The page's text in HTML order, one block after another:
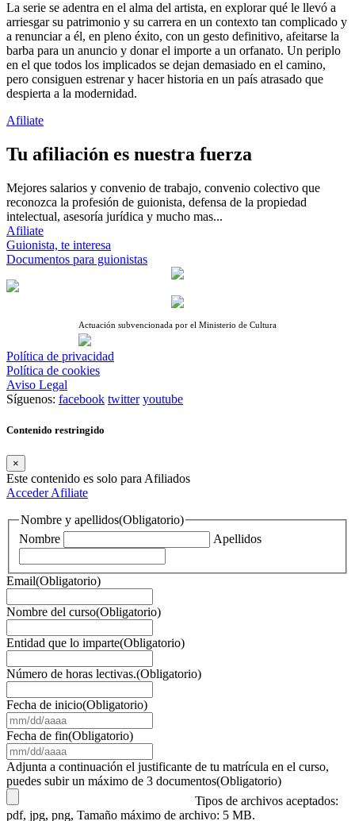
La serie se adentra en el alma del artista, en explorar qué le llevó a
arriesgar su patrimonio y su carrera en un contexto tan complicado y
a renunciar a él, en pleno éxito, con un gesto definitivo, afeitarse la
barba para un anuncio y donar el importe a un orfanato. Un periplo
en el que todos los implicados se dejan demasiado en el camino,
pero consiguen estrenar y hacer historia en un país atrasado que
despierta a la modernidad.
Afiliate
Tu afiliación es nuestra fuerza
Mejores salarios y convenio de trabajo, convenio colectivo que
reconozca la profesión de guionista, defensa de la propiedad
intelectual, asesoría jurídica y mucho mas...
Afiliate
Guionista, te interesa
Documentos para guionistas
Actuación subvencionada por el Ministerio de Cultura
Política de privacidad
Política de cookies
Aviso Legal
Síguenos: facebook twitter youtube
Contenido restringido
×
Este contenido es solo para Afiliados
AccederAfiliate
Nombre y apellidos(Obligatorio)
Nombre
Apellidos
Email(Obligatorio)
Nombre del curso(Obligatorio)
Entidad que lo imparte(Obligatorio)
Número de horas lectivas.(Obligatorio)
Fecha de inicio(Obligatorio)
barra
DD
barra
AAAA
Fecha de fin(Obligatorio)
barra
DD
Adjunta a continuación el justificante de tu matrícula en el curso,
puedes subir un máximo de 3 documentos(Obligatorio)
Tipos de archivos aceptados:
pdf, jpg, png, Tamaño máximo de archivo: 5 MB.